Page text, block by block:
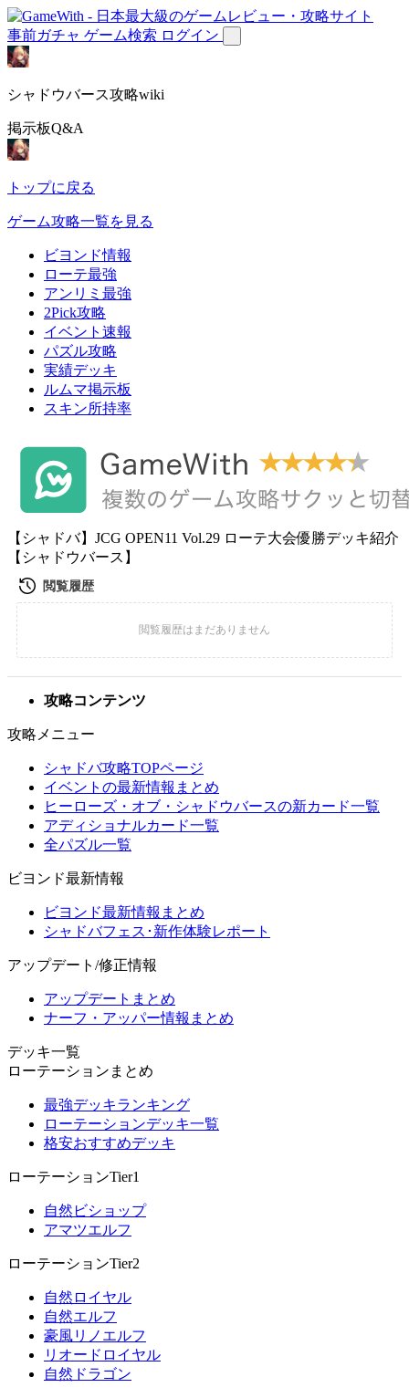
事前ガチャ ゲーム検索 ログイン
シャドウバース攻略wiki
掲示板Q&A
トップに戻る
ゲーム攻略一覧を見る
ビヨンド情報
ローテ最強
アンリミ最強
2Pick攻略
イベント速報
パズル攻略
実績デッキ
ルムマ掲示板
スキン所持率
【シャドバ】JCG OPEN11 Vol.29 ローテ大会優勝デッキ紹介
【シャドウバース】
攻略コンテンツ
攻略メニュー
シャドバ攻略TOPページ
イベントの最新情報まとめ
ヒーローズ・オブ・シャドウバースの新カード一覧
アディショナルカード一覧
全パズル一覧
ビヨンド最新情報
ビヨンド最新情報まとめ
シャドバフェス･新作体験レポート
アップデート/修正情報
アップデートまとめ
ナーフ・アッパー情報まとめ
デッキ一覧
ローテーションまとめ
最強デッキランキング
ローテーションデッキ一覧
格安おすすめデッキ
ローテーションTier1
自然ビショップ
アマツエルフ
ローテーションTier2
自然ロイヤル
自然エルフ
豪風リノエルフ
リオードロイヤル
自然ドラゴン